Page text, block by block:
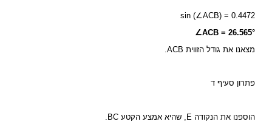
sin (∠ACB) = 0.4472
∠ACB = 26.565°
מצאנו את גודל הזווית ACB.
פתרון סעיף ד
הוספנו את הנקודה E, שהיא אמצע הקטע BC.